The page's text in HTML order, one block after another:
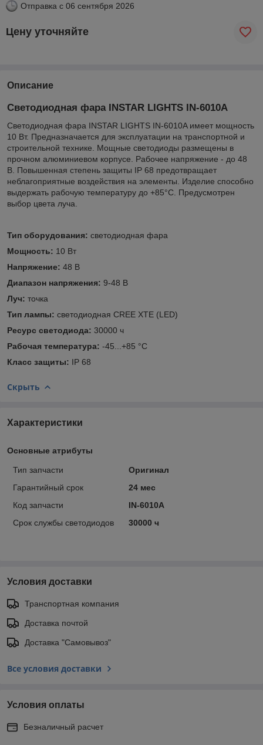
Отправка с 06 сентября 2026
Цену уточняйте
Описание
Светодиодная фара INSTAR LIGHTS IN-6010A
Светодиодная фара INSTAR LIGHTS IN-6010A имеет мощность
10 Вт. Предназначается для эксплуатации на транспортной и
строительной технике. Мощные светодиоды размещены в
прочном алюминиевом корпусе. Рабочее напряжение - до 48
В. Повышенная степень защиты IP 68 предотвращает
неблагоприятные воздействия на элементы. Изделие способно
выдержать рабочую температуру до +85°C. Предусмотрен
выбор цвета луча.
Тип оборудования: светодиодная фара
Мощность: 10 Вт
Напряжение: 48 В
Диапазон напряжения: 9-48 В
Луч: точка
Тип лампы: светодиодная CREE XTE (LED)
Ресурс светодиода: 30000 ч
Рабочая температура: -45...+85 °C
Класс защиты: IP 68
Скрыть
Характеристики
Основные атрибуты
Тип запчасти
Оригинал
Гарантийный срок
24 мес
Код запчасти
IN-6010A
Срок службы светодиодов
30000 ч
Условия доставки
Транспортная компания
Доставка почтой
Доставка "Самовывоз"
Все условия доставки
Условия оплаты
Безналичный расчет